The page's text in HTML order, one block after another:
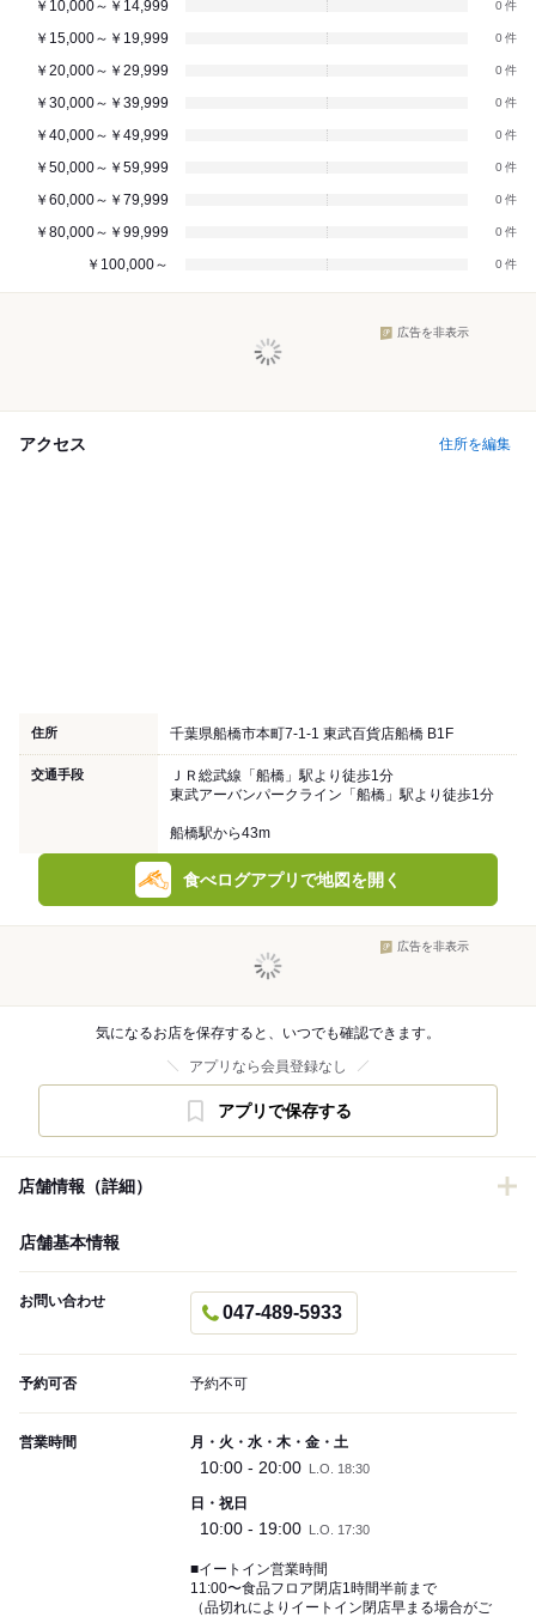
￥10,000～￥14,999 0
￥15,000～￥19,999 0
￥20,000～￥29,999 0
￥30,000～￥39,999 0
￥40,000～￥49,999 0
￥50,000～￥59,999 0
￥60,000～￥79,999 0
￥80,000～￥99,999 0
￥100,000～ 0
広告を非表示
アクセス 住所を編集
住所 千葉県船橋市本町7-1-1 東武百貨店船橋 B1F
交通手段
ＪＲ総武線「船橋」駅より徒歩1分
東武アーバンパークライン「船橋」駅より徒歩1分
船橋駅から43m
食べログアプリで地図を開く
広告を非表示
気になるお店を保存すると、いつでも確認できます。
アプリなら会員登録なし
アプリで保存する
店舗情報（詳細）
店舗基本情報
お問い合わせ
047-489-5933
予約可否 予約不可
営業時間 月・火・水・木・金・土
10:00 - 20:00 L.O. 18:30
日・祝日
10:00 - 19:00 L.O. 17:30
■イートイン営業時間
11:00〜食品フロア閉店1時間半前まで
（品切れによりイートイン閉店早まる場合がご